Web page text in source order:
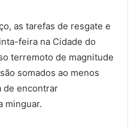
as tarefas de resgate e
feira na Cidade do
terremoto de magnitude
somados ao menos
de encontrar
minguar.